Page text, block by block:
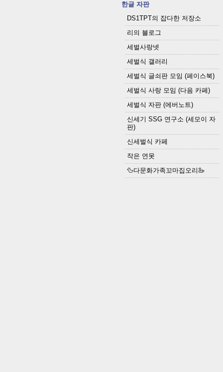
한글 자판
DS1TPT의 잡다한 저장소
리의 블로그
세벌사랑넷
세벌식 갤러리
세벌식 글쇠판 모임 (페이스북)
세벌식 사랑 모임 (다음 카페)
세벌식 자판 (에버노트)
신세기 SSG 연구소 (세모이 자
판)
신세벌식 카페
작은 연못
🦆다문화가족꼬마집오리🦢